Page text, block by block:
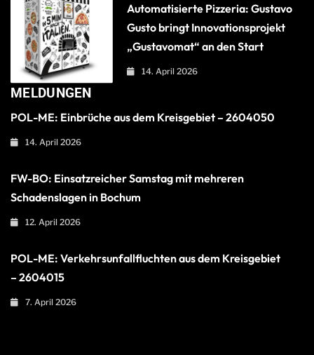
Automatisierte Pizzeria: Gustavo
Gusto bringt Innovationsprojekt
„Gustavomat“ an den Start
14. April 2026
MELDUNGEN
POL-ME: Einbrüche aus dem Kreisgebiet – 2604050
14. April 2026
FW-BO: Einsatzreicher Samstag mit mehreren
Schadenslagen in Bochum
12. April 2026
POL-ME: Verkehrsunfallfluchten aus dem Kreisgebiet
– 2604015
7. April 2026